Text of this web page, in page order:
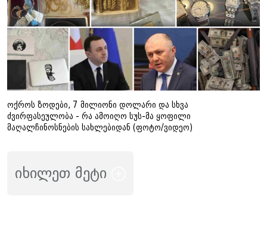
ოქროს ზოდები, 7 მილიონი დოლარი და სხვა
ძვირფასეულობა - რა ამოიღო სუს-მა ყოფილი
მაღალჩინოსნების სახლებიდან (ფოტო/ვიდეო)
იხილეთ მეტი